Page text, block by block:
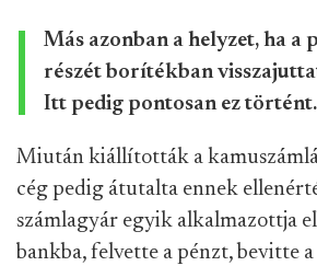
Más azonban a helyzet, ha a
részét borítékban
Itt pedig pontosan ez történt.
Miután kiállították a
cég pedig átutalta ennek
számlagyár egyik alkalmazottja
bankba, felvette a pénzt, bevitte